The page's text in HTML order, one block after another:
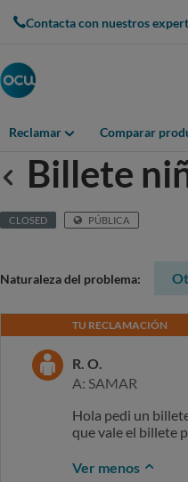
Contacta con nuestros
Reclamar Comparar
Anterior
Billete
CLOSED PÚBLICA
Naturaleza del problema:
TU RECLAMACIÓN
R. O.
A: SAMAR
Hola pedi un
que vale el billete
Ver menos